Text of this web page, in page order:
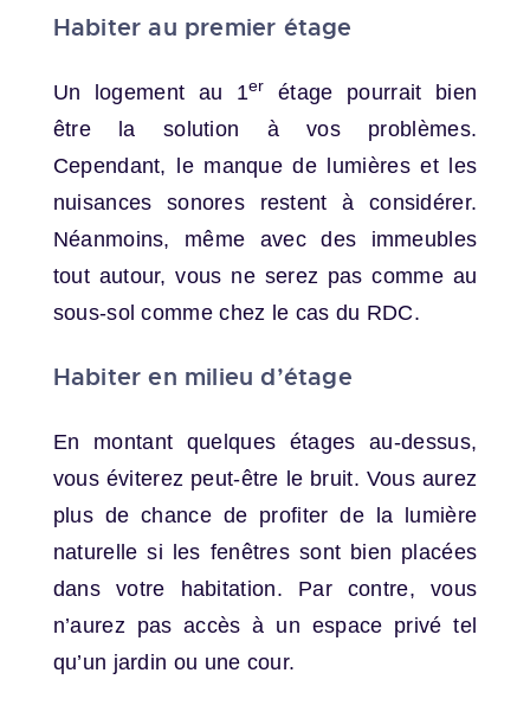
Habiter au premier étage
Un logement au 1er
étage pourrait bien
être la solution à vos problèmes.
Cependant, le manque de lumières et les
nuisances sonores restent à considérer.
Néanmoins, même avec des immeubles
tout autour, vous ne serez pas comme au
sous-sol comme chez le cas du RDC.
Habiter en milieu d’étage
En montant quelques étages au-dessus,
vous éviterez peut-être le bruit. Vous aurez
plus de chance de profiter de la lumière
naturelle si les fenêtres sont bien placées
dans votre habitation. Par contre, vous
n’aurez pas accès à un espace privé tel
qu’un jardin ou une cour.